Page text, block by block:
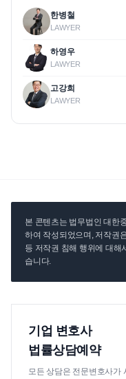
한병철
LAWYER
하영우
LAWYER
고강희
LAWYER
본 콘텐츠는 법무법인 대한
하여 작성되었으며, 저작권
등 저작권 침해 행위에 대해
습니다.
기업 변호사
법률상담예약
모든 상담은 전문변호사가